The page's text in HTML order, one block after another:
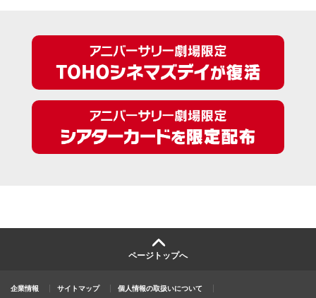
ページトップへ
企業情報 サイトマップ 個人情報の取扱いについて